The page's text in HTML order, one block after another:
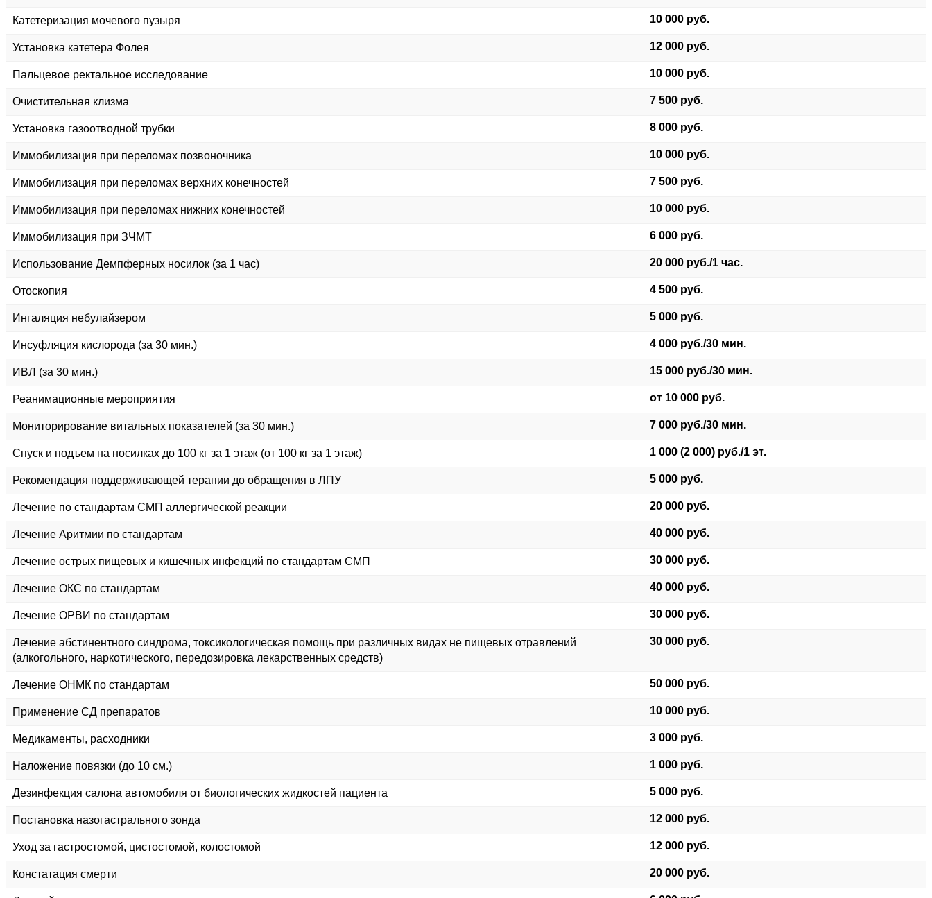
Катетеризация мочевого пузыря 10 000 руб.
Установка катетера Фолея 12 000 руб.
Пальцевое ректальное исследование 10 000 руб.
Очистительная клизма 7 500 руб.
Установка газоотводной трубки 8 000 руб.
Иммобилизация при переломах позвоночника 10 000 руб.
Иммобилизация при переломах верхних конечностей 7 500 руб.
Иммобилизация при переломах нижних конечностей 10 000 руб.
Иммобилизация при ЗЧМТ 6 000 руб.
Использование Демпферных носилок (за 1 час) 20 000 руб./1 час.
Отоскопия 4 500 руб.
Ингаляция небулайзером 5 000 руб.
Инсуфляция кислорода (за 30 мин.) 4 000 руб./30 мин.
ИВЛ (за 30 мин.) 15 000 руб./30 мин.
Реанимационные мероприятия от 10 000 руб.
Мониторирование витальных показателей (за 30 мин.) 7 000 руб./30 мин.
Спуск и подъем на носилках до 100 кг за 1 этаж (от 100 кг за 1 этаж) 1 000 (2 000) руб./1 эт.
Рекомендация поддерживающей терапии до обращения в ЛПУ 5 000 руб.
Лечение по стандартам СМП аллергической реакции 20 000 руб.
Лечение Аритмии по стандартам 40 000 руб.
Лечение острых пищевых и кишечных инфекций по стандартам СМП 30 000 руб.
Лечение ОКС по стандартам 40 000 руб.
Лечение ОРВИ по стандартам 30 000 руб.
Лечение абстинентного синдрома, токсикологическая помощь при различных видах не пищевых отравлений
(алкогольного, наркотического, передозировка лекарственных средств)
30 000 руб.
Лечение ОНМК по стандартам 50 000 руб.
Применение СД препаратов 10 000 руб.
Медикаменты, расходники 3 000 руб.
Наложение повязки (до 10 см.) 1 000 руб.
Дезинфекция салона автомобиля от биологических жидкостей пациента 5 000 руб.
Постановка назогастрального зонда 12 000 руб.
Уход за гастростомой, цистостомой, колостомой 12 000 руб.
Констатация смерти 20 000 руб.